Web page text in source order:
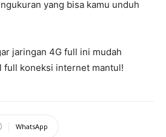
yang bisa kamu unduh
jaringan 4G full ini mudah
full koneksi internet mantul!
WhatsApp